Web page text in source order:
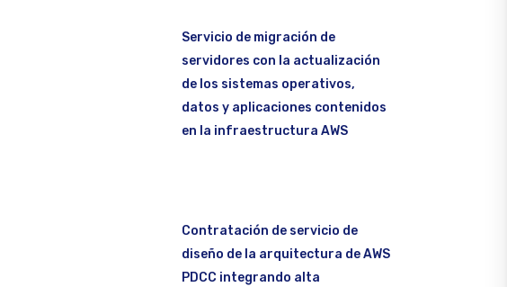
Servicio de migración de
servidores con la actualización
de los sistemas operativos,
datos y aplicaciones contenidos
en la infraestructura AWS
Contratación de servicio de
diseño de la arquitectura de AWS
PDCC integrando alta